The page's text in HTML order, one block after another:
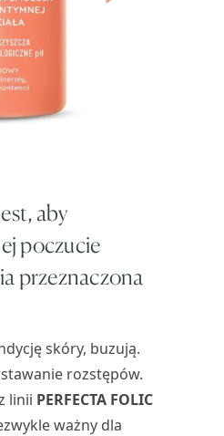
aby
poczucie
przeznaczona
skóry, buzują.
rozstępów.
linii PERFECTA FOLIC
ważny dla